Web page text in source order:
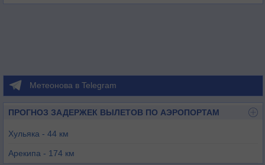
Метеонова в Telegram
ПРОГНОЗ ЗАДЕРЖЕК ВЫЛЕТОВ ПО АЭРОПОРТАМ
Хульяка - 44 км
Арекипа - 174 км